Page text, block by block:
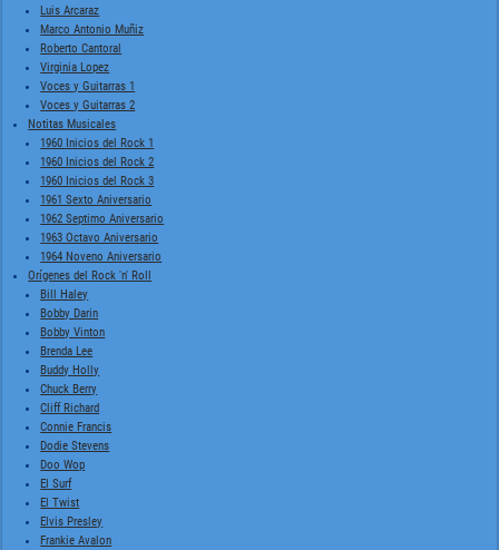
Luis Arcaraz
Marco Antonio Muñiz
Roberto Cantoral
Virginia Lopez
Voces y Guitarras 1
Voces y Guitarras 2
Notitas Musicales
1960 Inicios del Rock 1
1960 Inicios del Rock 2
1960 Inicios del Rock 3
1961 Sexto Aniversario
1962 Septimo Aniversario
1963 Octavo Aniversario
1964 Noveno Aniversario
Orígenes del Rock 'n' Roll
Bill Haley
Bobby Darin
Bobby Vinton
Brenda Lee
Buddy Holly
Chuck Berry
Cliff Richard
Connie Francis
Dodie Stevens
Doo Wop
El Surf
El Twist
Elvis Presley
Frankie Avalon